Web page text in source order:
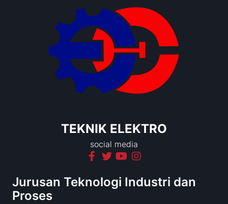
TEKNIK ELEKTRO
social media
Jurusan Teknologi Industri dan
Proses